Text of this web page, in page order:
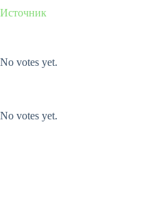
Источник
No votes yet.
No votes yet.